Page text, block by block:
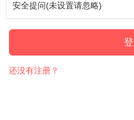
安全提问(未设置请忽略)
还没有注册？